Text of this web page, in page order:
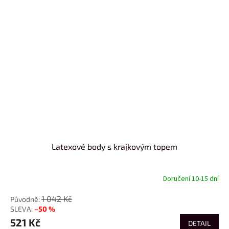
Latexové body s krajkovým topem
Doručení 10-15 dní
1 042 Kč
–50 %
521 Kč DETAIL